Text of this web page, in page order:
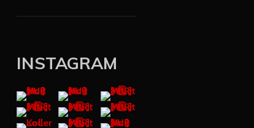
INSTAGRAM